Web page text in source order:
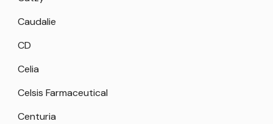
Caudalie
CD
Celia
Celsis Farmaceutical
Centuria